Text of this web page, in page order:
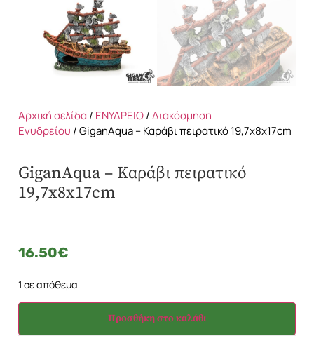
Αρχική σελίδα / ΕΝΥΔΡΕΙΟ/Διακόσμηση
Ενυδρείου / GiganAqua – Καράβι πειρατικό 19,7x8x17cm
GiganAqua – Καράβι πειρατικό
19,7x8x17cm
16.50€
1 σε απόθεμα
Προσθήκη στο καλάθι